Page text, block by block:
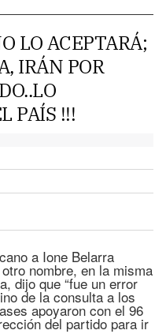
LO ACEPTARÁ;
IRÁN POR
PAÍS !!!
a Ione Belarra
nombre, en la misma
dijo que “fue un error
de la consulta a los
apoyaron con el 96
del partido para ir